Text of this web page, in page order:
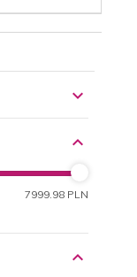
7999.98 PLN